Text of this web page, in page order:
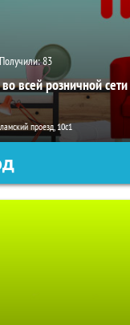
Получили:83
всей розничной
проезд, 10с1